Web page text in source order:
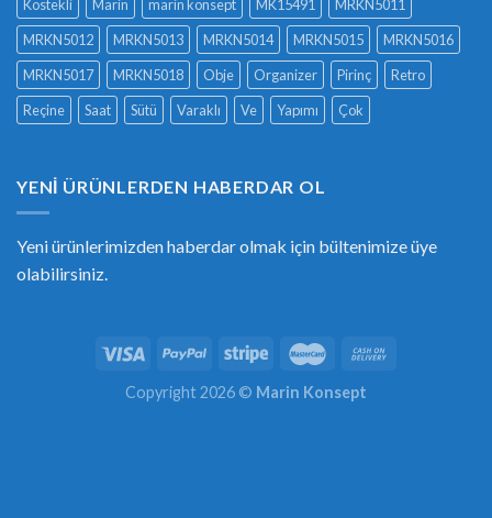
Köstekli
Marin marin konsept MK15491
MRKN5011
MRKN5012
MRKN5013 MRKN5014 MRKN5015
MRKN5016
MRKN5017
MRKN5018 Obje Organizer Pirinç
Retro
Reçine
Saat Sütü Varaklı Ve Yapımı Çok
YENI ÜRÜNLERDEN HABERDAR OL
Yeni ürünlerimizden haberdar olmak için bültenimize üye
olabilirsiniz.
Copyright 2026 © Marin Konsept